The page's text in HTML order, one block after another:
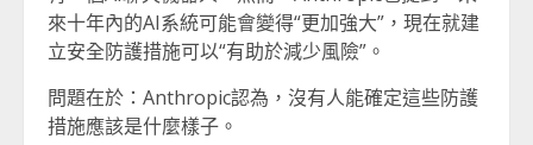
來十年內的AI系統可能會變得“更加強大”，現在就建
立安全防護措施可以“有助於減少風險”。
問題在於：Anthropic認為，沒有人能確定這些防護
措施應該是什麼樣子。